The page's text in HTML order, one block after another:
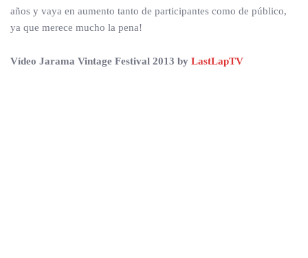
años y vaya en aumento tanto de participantes como de público,
ya que merece mucho la pena!
Vídeo Jarama Vintage Festival 2013 by LastLapTV